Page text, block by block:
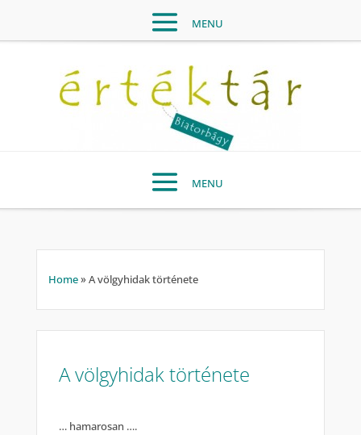
Home» A völgyhidak története
A völgyhidak története
… hamarosan ….